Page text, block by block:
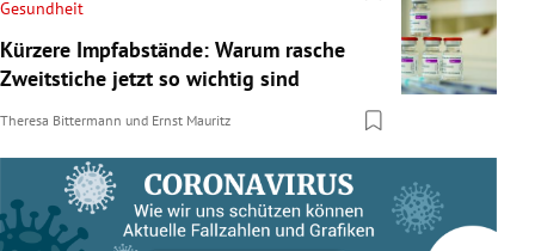
Gesundheit
Kürzere Impfabstände: Warum rasche
Zweitstiche jetzt so wichtig sind
Theresa Bittermann und Ernst Mauritz